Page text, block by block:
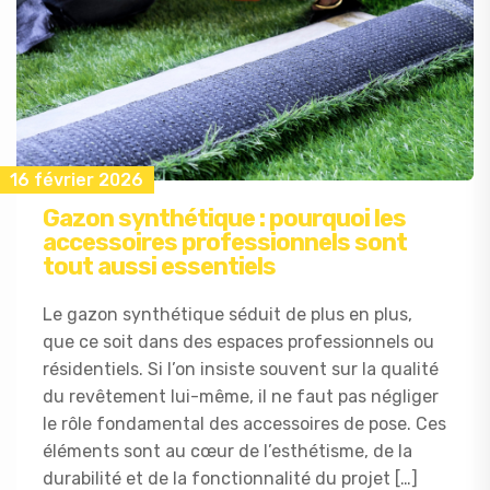
16 février 2026
Gazon synthétique : pourquoi les
accessoires professionnels sont
tout aussi essentiels
Le gazon synthétique séduit de plus en plus,
que ce soit dans des espaces professionnels ou
résidentiels. Si l’on insiste souvent sur la qualité
du revêtement lui-même, il ne faut pas négliger
le rôle fondamental des accessoires de pose. Ces
éléments sont au cœur de l’esthétisme, de la
durabilité et de la fonctionnalité du projet […]